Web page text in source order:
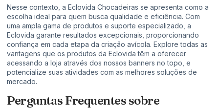
Nesse contexto, a Eclovida Chocadeiras se apresenta como a
escolha ideal para quem busca qualidade e eficiência. Com
uma ampla gama de produtos e suporte especializado, a
Eclovida garante resultados excepcionais, proporcionando
confiança em cada etapa da criação avícola. Explore todas as
vantagens que os produtos da Eclovida têm a oferecer
acessando a loja através dos nossos banners no topo, e
potencialize suas atividades com as melhores soluções de
mercado.
Perguntas Frequentes sobre